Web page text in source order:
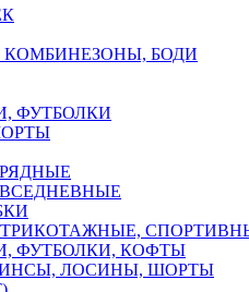
КОМБИНЕЗОНЫ, БОДИ
ФУТБОЛКИ
ФУТБОЛКИ, КОФТЫ
ЛОСИНЫ, ШОРТЫ